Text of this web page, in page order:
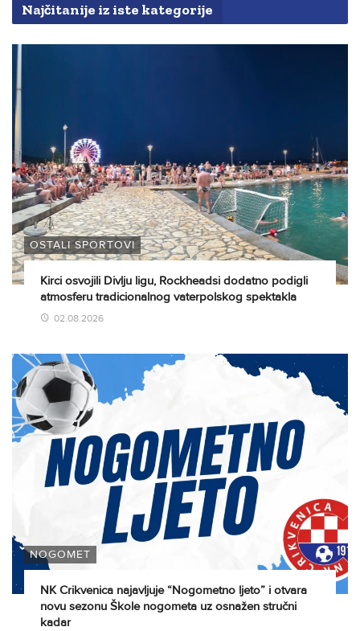
Najčitanije iz iste kategorije
OSTALI SPORTOVI
Kirci osvojili Divlju ligu, Rockheadsi dodatno podigli
atmosferu tradicionalnog vaterpolskog spektakla
02.08.2026
NOGOMET
NK Crikvenica najavljuje “Nogometno ljeto” i otvara
novu sezonu Škole nogometa uz osnažen stručni
kadar